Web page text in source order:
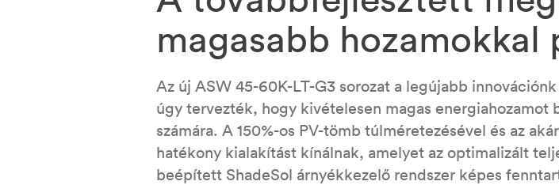
magasabb hozamokkal
Az új ASW 45-60K-LT-G3 sorozat a legújabb
úgy tervezték, hogy kivételesen magas energiahozamot
számára. A 150%-os PV-tömb túlméretezésével és az
hatékony kialakítást kínálnak, amelyet az optimalizált
beépített ShadeSol árnyékkezelő rendszer képes